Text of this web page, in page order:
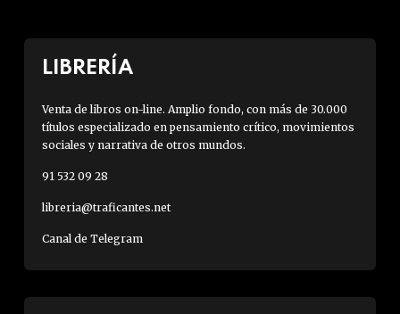
LIBRERÍA
Venta de libros on-line. Amplio fondo, con más de 30.000
títulos especializado en pensamiento crítico, movimientos
sociales y narrativa de otros mundos.
91 532 09 28
libreria@traficantes.net
Canal de Telegram